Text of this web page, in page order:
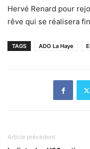
Hervé Renard pour
rêve qui se réalisera
TAGS ADO La Haye
Article précédent